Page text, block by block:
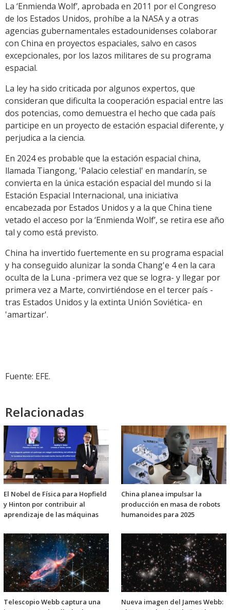
La ‘Enmienda Wolf’, aprobada en 2011 por el Congreso
de los Estados Unidos, prohíbe a la NASA y a otras
agencias gubernamentales estadounidenses colaborar
con China en proyectos espaciales, salvo en casos
excepcionales, por los lazos militares de su programa
espacial.
La ley ha sido criticada por algunos expertos, que
consideran que dificulta la cooperación espacial entre las
dos potencias, como demuestra el hecho que cada país
participe en un proyecto de estación espacial diferente, y
perjudica a la ciencia.
En 2024 es probable que la estación espacial china,
llamada Tiangong, 'Palacio celestial' en mandarín, se
convierta en la única estación espacial del mundo si la
Estación Espacial Internacional, una iniciativa
encabezada por Estados Unidos y a la que China tiene
vetado el acceso por la ‘Enmienda Wolf’, se retira ese año
tal y como está previsto.
China ha invertido fuertemente en su programa espacial
y ha conseguido alunizar la sonda Chang'e 4 en la cara
oculta de la Luna -primera vez que se logra- y llegar por
primera vez a Marte, convirtiéndose en el tercer país -
tras Estados Unidos y la extinta Unión Soviética- en
'amartizar'.
Fuente: EFE.
Relacionadas
El Nobel de Física para Hopfield
y Hinton por contribuir al
aprendizaje de las máquinas
China planea impulsar la
producción en masa de robots
humanoides para 2025
Telescopio Webb captura una
Nueva imagen del James Webb: